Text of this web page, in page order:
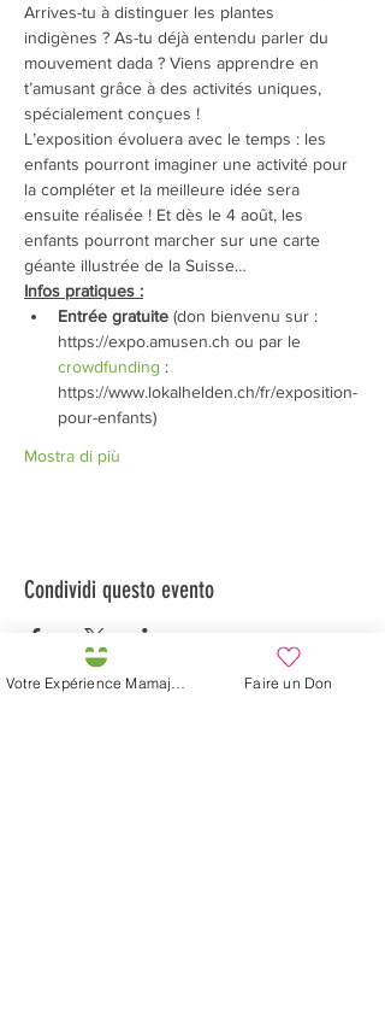
Arrives-tu à distinguer les plantes
indigènes ? As-tu déjà entendu parler du
mouvement dada ? Viens apprendre en
t’amusant grâce à des activités uniques,
spécialement conçues !
L’exposition évoluera avec le temps : les
enfants pourront imaginer une activité pour
la compléter et la meilleure idée sera
ensuite réalisée ! Et dès le 4 août, les
enfants pourront marcher sur une carte
géante illustrée de la Suisse…
Infos pratiques :
Entrée gratuite (don bienvenu sur :
https://expo.amusen.ch ou par le
crowdfunding :
https://www.lokalhelden.ch/fr/exposition-
pour-enfants)
Mostra di più
Condividi questo evento
Faire un Don